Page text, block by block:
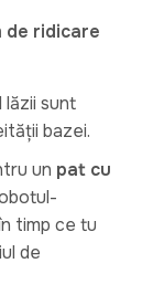
de ridicare
lăzii sunt
bazei.
un pat cu
timp ce tu
de